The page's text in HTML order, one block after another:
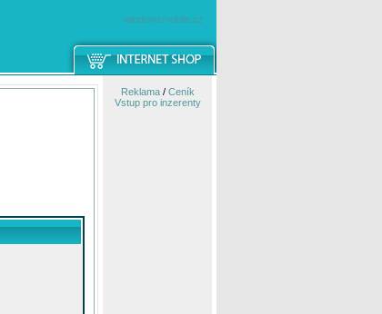
windowsmobile.cz
Reklama/ Ceník
Vstup pro inzerenty